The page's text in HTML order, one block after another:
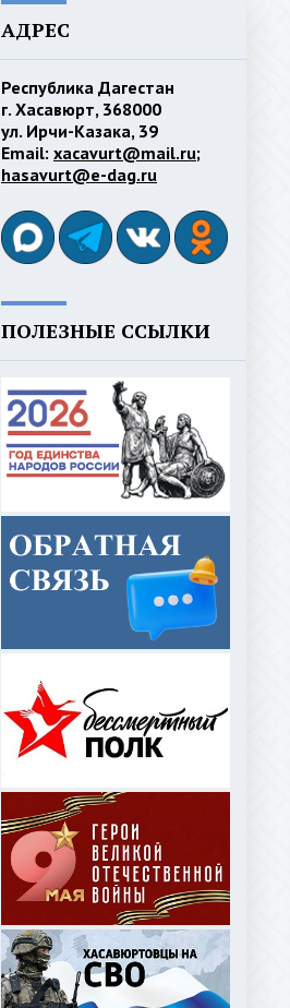
АДРЕС
Республика Дагестан
г. Хасавюрт, 368000
ул. Ирчи-Казака, 39
Email: xacavurt@mail.ru;
hasavurt@e-dag.ru
ПОЛЕЗНЫЕ ССЫЛКИ